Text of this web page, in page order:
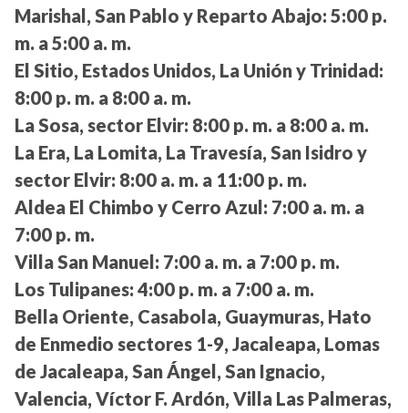
Marishal, San Pablo y Reparto Abajo: 5:00 p.
m. a 5:00 a. m.
El Sitio, Estados Unidos, La Unión y Trinidad:
8:00 p. m. a 8:00 a. m.
La Sosa, sector Elvir: 8:00 p. m. a 8:00 a. m.
La Era, La Lomita, La Travesía, San Isidro y
sector Elvir: 8:00 a. m. a 11:00 p. m.
Aldea El Chimbo y Cerro Azul: 7:00 a. m. a
7:00 p. m.
Villa San Manuel: 7:00 a. m. a 7:00 p. m.
Los Tulipanes: 4:00 p. m. a 7:00 a. m.
Bella Oriente, Casabola, Guaymuras, Hato
de Enmedio sectores 1-9, Jacaleapa, Lomas
de Jacaleapa, San Ángel, San Ignacio,
Valencia, Víctor F. Ardón, Villa Las Palmeras,